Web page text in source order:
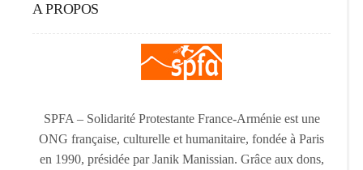
A PROPOS
SPFA – Solidarité Protestante France-Arménie est une
ONG française, culturelle et humanitaire, fondée à Paris
en 1990, présidée par Janik Manissian. Grâce aux dons,